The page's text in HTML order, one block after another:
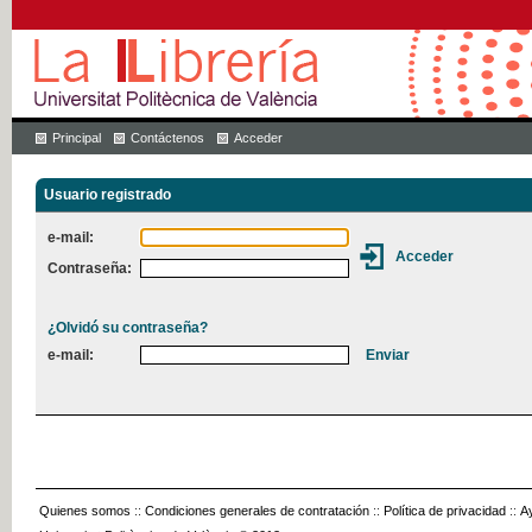
Principal Contáctenos Acceder
Usuario registrado
e-mail:
Contraseña:
¿Olvidó su contraseña?
e-mail:
Quienes somos :: Condiciones generales de contratación :: Política de privacidad ::